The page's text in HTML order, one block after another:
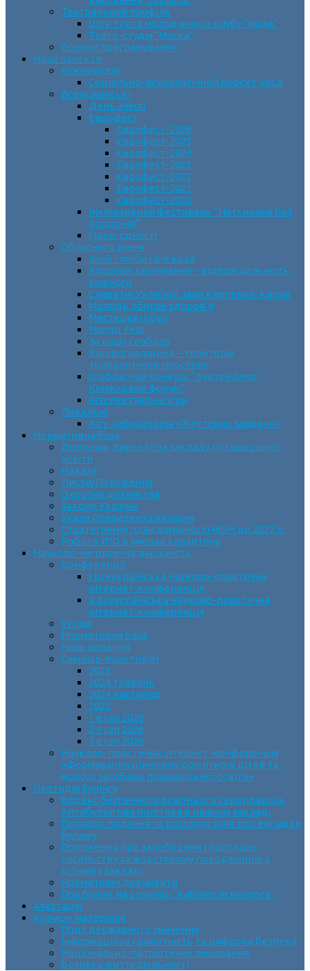
Театральний профіль
Шоу-театр молодіжного клубу “Імідж”
Театр-студія “Маска”
Основи програмування
Наші проєкти
Міжнародні
Соціально-психологічний проєкт VeLa
Всеукраїнські
День Землі
Єврофест
Єврофест-2026
Єврофест-2025
Єврофест-2024
Єврофест-2023
Єврофест-2022
Єврофест-2021
Єврофест-2020
Інклюзивний фестиваль “Натхнення без
кордонів”
Марш єдності
Обласного рівня
Знай і люби свій край
Здорове харчування – відповідальність
кожного
Славетні Українці. Іван Карпенко-Карий
Молодь обирає здоров’я
Мистецькі обрії
Humor Fest
За нашу свободу
Кіровоградщина – територія
толерантного простору
ІII обласний конкурс “Буктрейлер.
Книжковий форум”
Інтелектуальні ігри
Локальні
Арт-лабораторія «Життєвих завдань»
Нормативна база
Довідник директора закладу позашкільної
освіти
Накази
Листи/Положення
Охорона дитинства
Закони України
Укази Президента України
Стратегічний план діяльності МОН до 2027 р.
Робота ЗПО в умовах карантину
Науково-методична діяльність
Конференції
І Всеукраїнська науково-практична
інтернет-конференція
ІІ Всеукраїнська науково-практична
інтернет-конференція
Угоди
Нормативна база
Наші видання
Семінар-практикум
2023
2024 травень
2024 листопад
2025
1 етап 2026
2 етап 2026
3 етап 2026
Науково-практична інтернет-конференція
«Формування ціннісних орієнтирів дітей та
молоді засобами позашкільної освіти»
Протидія булінгу
Кодекс безпечного освітнього середовища.
Антибулінгова політика в нашому закладі
Порядок подання та розгляду заяв про випадки
булінгу
Положення про запобігання і протидію
насильству та жорстокому поводженню з
дітьми у закладі
Нормативні документи
Про булінг на сторінці “Кабінет психолога”
Атестація
Корисні матеріали
Події державного значення
Інформаційна грамотність та цифрова безпека
Національно-патріотичне виховання
Безпека життєдіяльності